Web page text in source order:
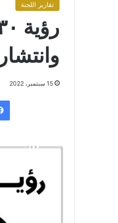
تقارير اللجنة
15 سبتمبر، 2022